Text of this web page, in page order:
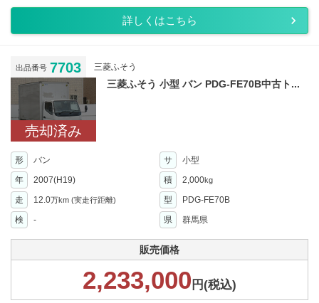
詳しくはこちら
出品番号 7703 三菱ふそう
売却済み
三菱ふそう 小型 バン PDG-FE70B中古ト...
形 バン サ
小型
年
2007(H19) 積 2,000kg
走 12.0万km (実走行距離) 型
PDG-FE70B
検
- 県 群馬県
販売価格
2,233,000 円(税込)